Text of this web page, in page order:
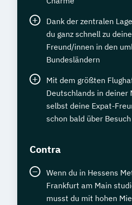
Dank der zentralen
du ganz schnell zu
Freund/innen in den
Bundesländern
Mit dem größten
Deutschlands in deiner
selbst deine Expat-
schon bald über
Contra
Wenn du in Hessens
Frankfurt am Main
musst du mit hohen